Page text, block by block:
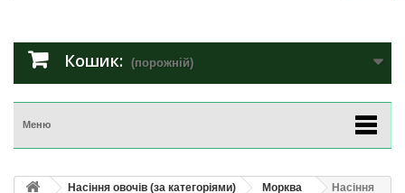
Кошик: (порожній)
Меню
Насіння овочів (за категоріями) Морква
Насіння